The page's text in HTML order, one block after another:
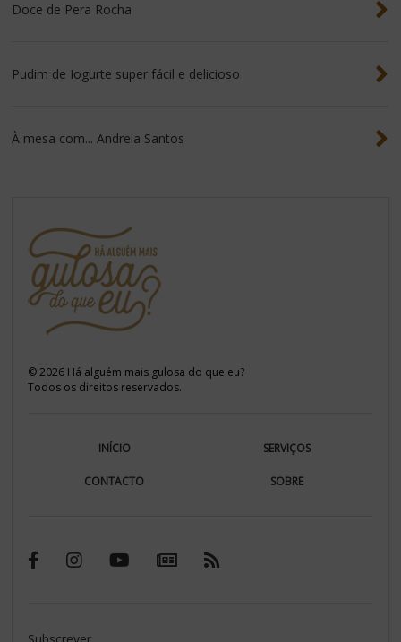
Doce de Pera Rocha
Pudim de Iogurte super fácil e delicioso
À mesa com... Andreia Santos
©2026 Há alguém mais gulosa do que eu?
Todos os direitos reservados.
INÍCIO SERVIÇOS
CONTACTO SOBRE